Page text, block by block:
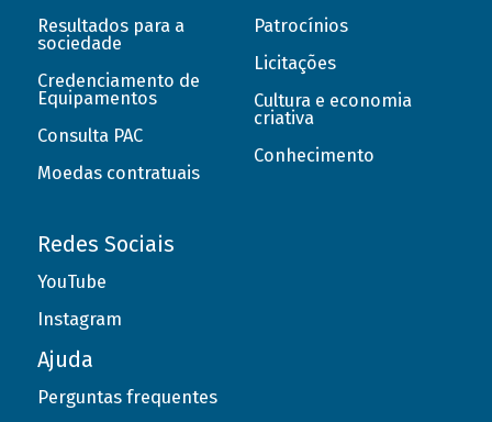
Resultados para a
sociedade
Credenciamento de
Equipamentos
Consulta PAC
Moedas contratuais
Patrocínios
Licitações
Cultura e economia
criativa
Conhecimento
Redes Sociais
YouTube
Instagram
Ajuda
Perguntas frequentes